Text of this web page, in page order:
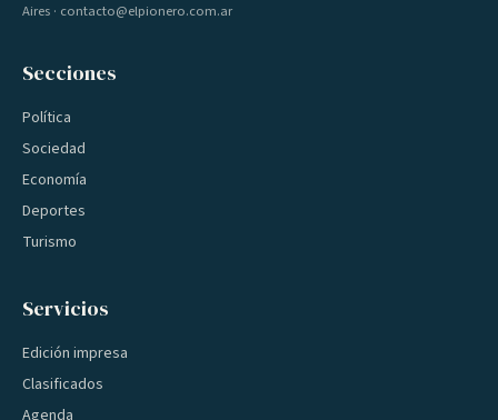
Aires · contacto@elpionero.com.ar
Secciones
Política
Sociedad
Economía
Deportes
Turismo
Servicios
Edición impresa
Clasificados
Agenda